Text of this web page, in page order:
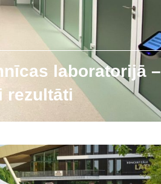
laboratorijā –
rezultāti